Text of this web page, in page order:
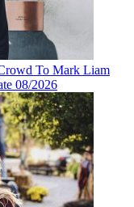
To Mark Liam
08/2026